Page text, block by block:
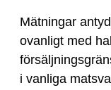
Mätningar
ovanligt med
i vanliga